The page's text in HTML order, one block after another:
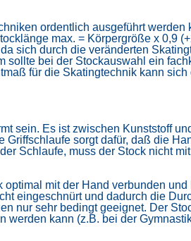
ordentlich ausgeführt
max. = Körpergröße x 0,9
sich durch die veränderten
bei der Stockauswahl ein
für die Skatingtechnik kann
sein. Es ist zwischen Kunststoff
Griffschlaufe sorgt dafür, daß die
Schlaufe, muss der Stock nicht
optimal mit der Hand verbunden und
eingeschnürt und dadurch die
nur sehr bedingt geeignet. Der
kann (z.B. bei der